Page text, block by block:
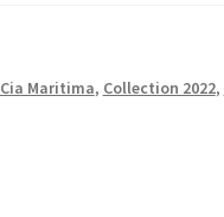
Cia Maritima, Collection 2022,